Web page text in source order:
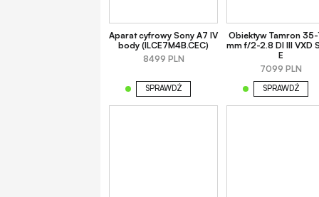
Aparat cyfrowy Sony A7 IV
body (ILCE7M4B.CEC)
8499 PLN
SPRAWDŹ
Obiektyw Tamron
mm f/2-2.8 DI III VXD
E
7099 PLN
SPRAWDŹ